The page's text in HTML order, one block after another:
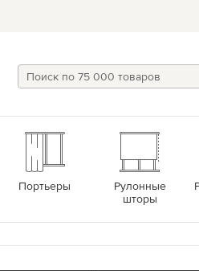
Портьеры
Рулонные
шторы